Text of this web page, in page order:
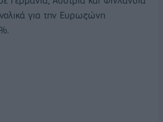
για την Ευρωζώνη